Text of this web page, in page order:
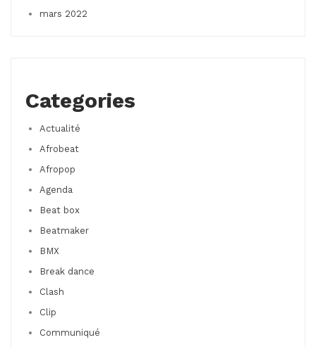
mars 2022
Categories
Actualité
Afrobeat
Afropop
Agenda
Beat box
Beatmaker
BMX
Break dance
Clash
Clip
Communiqué